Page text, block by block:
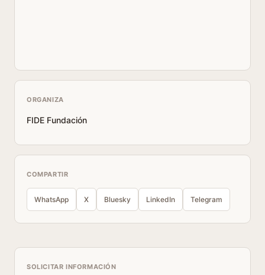
ORGANIZA
FIDE Fundación
COMPARTIR
WhatsApp X Bluesky LinkedIn Telegram
SOLICITAR INFORMACIÓN